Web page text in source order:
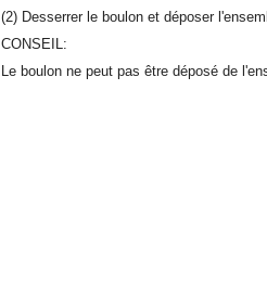
(2) Desserrer le boulon et déposer
CONSEIL:
Le boulon ne peut pas être déposé de